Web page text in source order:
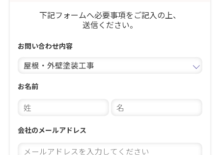
下記フォームへ必要事項をご記入の上、
送信ください。
お問い合わせ内容
お名前
会社のメールアドレス